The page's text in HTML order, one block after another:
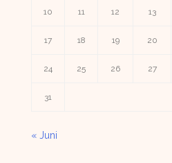
10 11 12 13
17 18 19 20
24 25 26 27
31
« Juni